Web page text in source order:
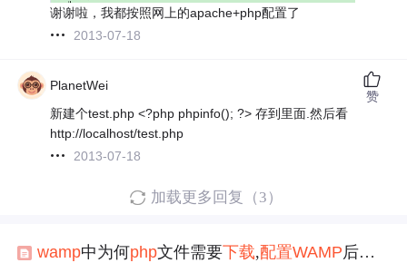
谢谢啦，我都按照网上的apache+php配置了
2013-07-18
PlanetWei
新建个test.php <?php phpinfo(); ?> 存到里面.然后看
http://localhost/test.php
2013-07-18
赞
加载更多回复（3）
wamp中为何php文件需要下载,配置WAMP后，